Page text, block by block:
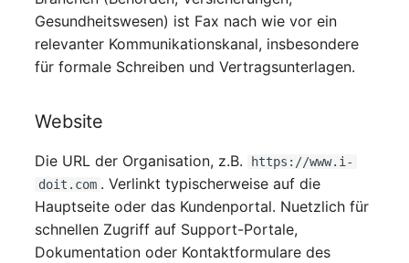
Server
Service
Speichersystem
Stacking
Stadt
Gesundheitswesen) ist Fax nach wie vor ein
relevanter Kommunikationskanal, insbesondere
für formale Schreiben und Vertragsunterlagen.
Website
Die URL der Organisation, z.B.
https://www.i-
doit.com . Verlinkt typischerweise auf die
Hauptseite oder das Kundenportal. Nuetzlich für
schnellen Zugriff auf Support-Portale,
Dokumentation oder Kontaktformulare des